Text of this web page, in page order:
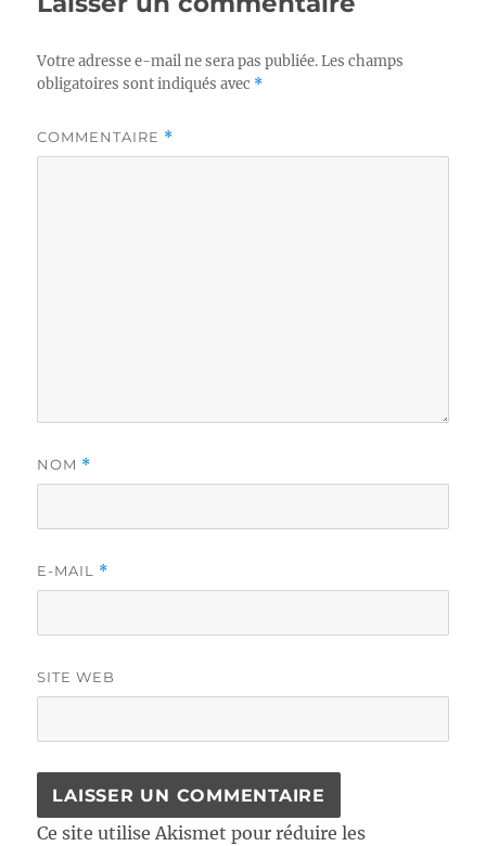
Votre adresse e-mail ne sera pas publiée. Les champs
obligatoires sont indiqués avec *
COMMENTAIRE *
NOM *
E-MAIL *
SITE WEB
Ce site utilise Akismet pour réduire les